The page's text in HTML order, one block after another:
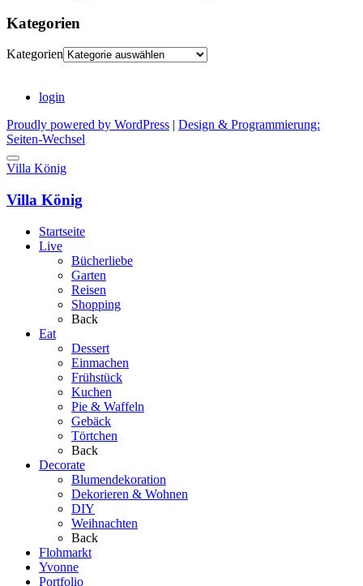
Kategorien
Kategorien
login
Proudly powered by WordPress
Design & Programmierung:
Seiten-Wechsel
Villa König
Villa König
Startseite
Live
Bücherliebe
Garten
Reisen
Shopping
Back
Eat
Dessert
Einmachen
Frühstück
Kuchen
Pie & Waffeln
Gebäck
Törtchen
Back
Decorate
Blumendekoration
Dekorieren & Wohnen
DIY
Weihnachten
Back
Flohmarkt
Yvonne
Portfolio